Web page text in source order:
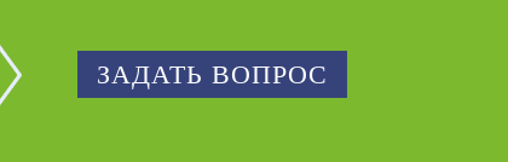
ЗАДАТЬ ВОПРОС